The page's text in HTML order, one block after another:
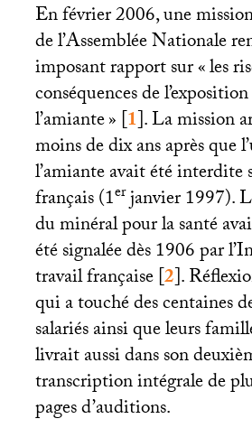
En février 2006, une
de l’Assemblée Nationale
imposant rapport sur «les
conséquences de
l’amiante»[1]. La mission
moins de dix ans après que
l’amiante avait été
français (1erjanvier 1997).
du minéral pour la santé
été signalée dès 1906 par
travail française[2].
qui a touché des centaines
salariés ainsi que leurs
livrait aussi dans son
transcription intégrale de
pages d’auditions.